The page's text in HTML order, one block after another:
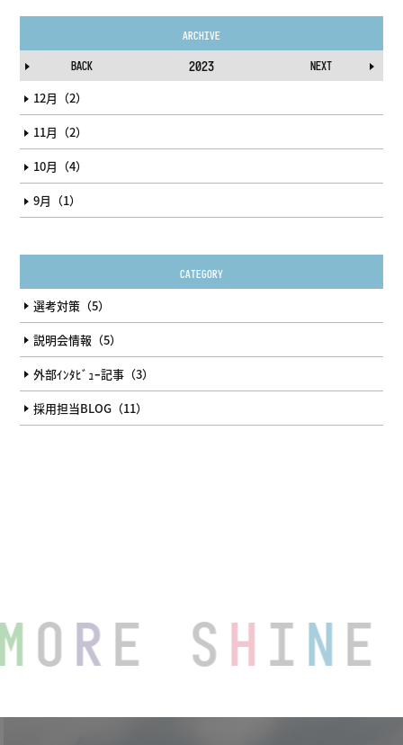
ARCHIVE
BACK 2023 NEXT
12月（2）
11月（2）
10月（4）
9月（1）
CATEGORY
選考対策（5）
説明会情報（5）
外部ｲﾝﾀﾋﾞｭｰ記事（3）
採用担当BLOG（11）
ORE SHIN